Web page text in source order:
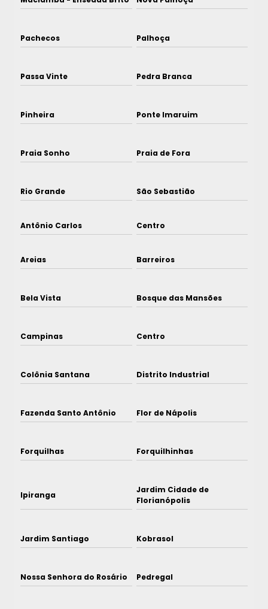
Pachecos Palhoça
Passa Vinte Pedra Branca
Pinheira Ponte Imaruim
Praia Sonho Praia de Fora
Rio Grande São Sebastião
Antônio Carlos Centro
Areias Barreiros
Bela Vista Bosque das Mansões
Campinas Centro
Colônia Santana Distrito Industrial
Fazenda Santo Antônio Flor de Nápolis
Forquilhas Forquilhinhas
Ipiranga
Jardim Cidade de
Florianópolis
Jardim Santiago Kobrasol
Nossa Senhora do Rosário Pedregal